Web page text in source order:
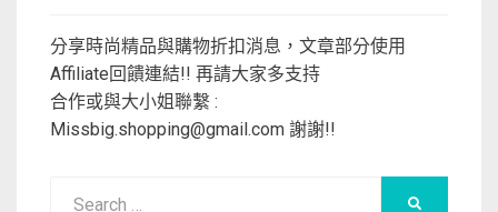
分享時尚精品與購物折扣消息，文章部分使用
Affiliate回饋連結!! 再請大家多支持
合作或與大小姐聯繫 :
Missbig.shopping@gmail.com 謝謝!!